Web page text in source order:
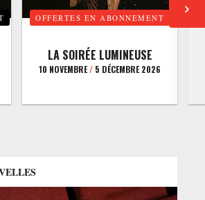
OFFERTES EN ABONNEMENT
LA SOIRÉE LUMINEUSE
10 NOVEMBRE/ 5 DÉCEMBRE 2026